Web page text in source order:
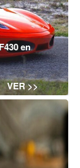
en
VER >>